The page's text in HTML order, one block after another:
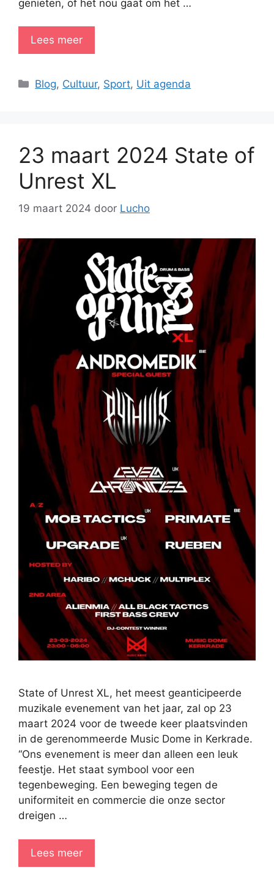
genieten, of het nou gaat om het …
Lees meer
Categorieën
Blog, Cultuur, Sport, Uit agenda
23 maart 2024 State of
Unrest XL
19 maart 2024 door Lucho
State of Unrest XL, het meest geanticipeerde
muzikale evenement van het jaar, zal op 23
maart 2024 voor de tweede keer plaatsvinden
in de gerenommeerde Music Dome in Kerkrade.
“Ons evenement is meer dan alleen een leuk
feestje. Het staat symbool voor een
tegenbeweging. Een beweging tegen de
uniformiteit en commercie die onze sector
dreigen …
Lees meer